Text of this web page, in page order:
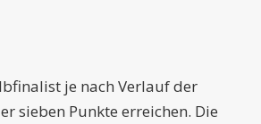
je nach Verlauf der
sieben Punkte erreichen. Die